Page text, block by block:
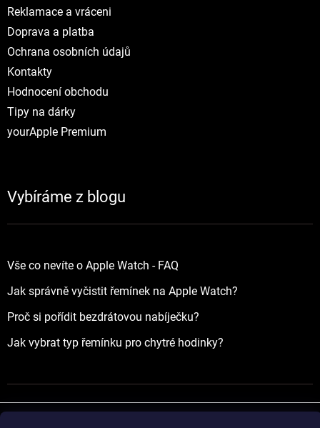
Reklamace a vráceni
Doprava a platba
Ochrana osobních údajů
Kontakty
Hodnocení obchodu
Tipy na dárky
yourApple Premium
Vybíráme z blogu
Vše co nevíte o Apple Watch - FAQ
Jak správně vyčistit řemínek na Apple Watch?
Proč si pořídit bezdrátovou nabíječku?
Jak vybrat typ řemínku pro chytré hodinky?